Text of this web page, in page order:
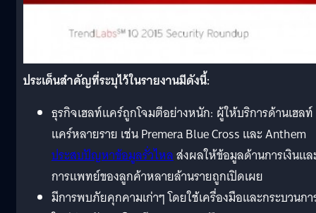
ประเด็นสำคัญที่ระบุไว้ในรายงานมีดังนี้:
ธุรกิจเฮลท์แคร์ถูกโจมตีอย่างหนัก: ผู้ให้บริการด้านเฮลท์
แคร์หลายราย เช่น Premera Blue Cross และ Anthem
ประสบปัญหาข้อมูลรั่วไหลส่งผลให้ข้อมูลด้านการเงินแล
การแพทย์ของลูกค้าหลายล้านรายถูกเปิดเผย
มีการพบภัยคุกคามเก่าๆ โดยใช้เครื่องมือและกระบวนกา